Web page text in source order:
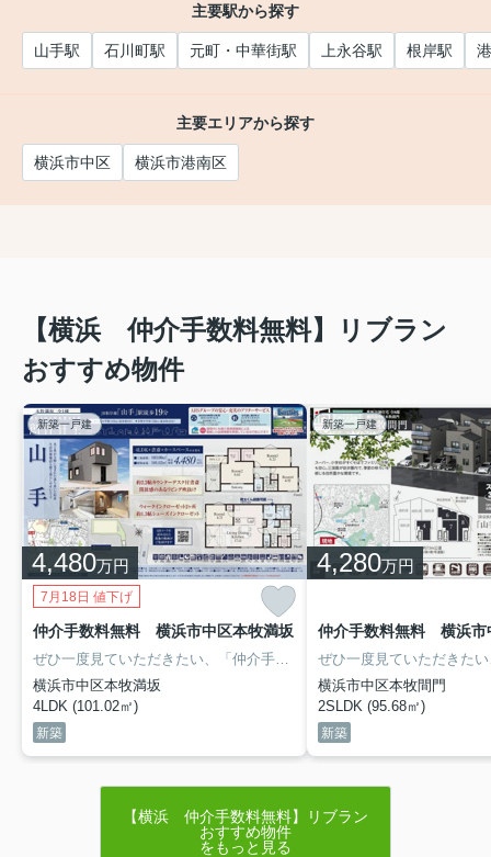
2026.01.31
ご契約誠にありがとうございました♪
建物が未完成のため色々要望が叶えられそうですね。
これからも引渡しまでどうぞよろしくお願いいたしま
す！
主要駅から探す
山手駅 石川町駅 元町・中華街駅 上永谷駅 根岸駅
主要エリアから探す
横浜市中区 横浜市港南区
【横浜 仲介手数料無料】リブラン
おすすめ物件
新築一戸建
4,480万円
7月18日 値下げ
仲介手数料無料 横浜市中区本牧満坂
横浜市中区本牧満坂
4LDK (101.02㎡)
新築
新築一戸建
4,280万円
横浜市中区本牧間門
2SLDK (95.68㎡)
新築
【横浜 仲介手数料無料】リブラン
おすすめ物件
をもっと見る